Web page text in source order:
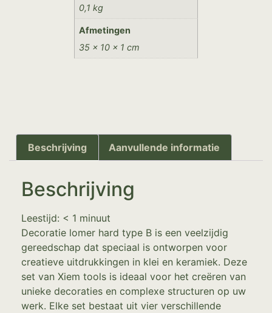
0,1 kg
Afmetingen
35 × 10 × 1 cm
Beschrijving Aanvullende informatie
Beschrijving
Leestijd: < 1 minuut
Decoratie lomer hard type B is een veelzijdig
gereedschap dat speciaal is ontworpen voor
creatieve uitdrukkingen in klei en keramiek. Deze
set van Xiem tools is ideaal voor het creëren van
unieke decoraties en complexe structuren op uw
werk. Elke set bestaat uit vier verschillende